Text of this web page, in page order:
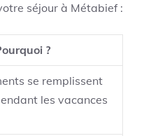
séjour à Métabief :
?
se remplissent
les vacances